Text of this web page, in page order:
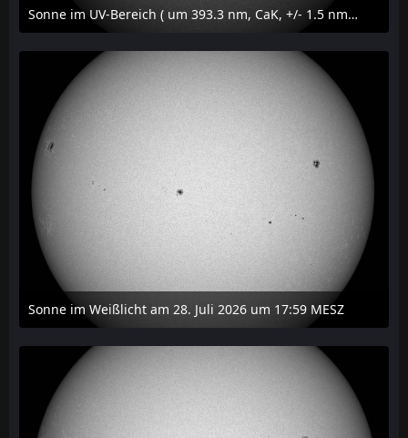
Sonne im UV-Bereich ( um 393.3 nm, CaK, +/- 1.5 nm) am 29. Juli 2026 um 09:50 MESZ
31. Juli 2026 um 20:03
Sonne im Weißlicht am 28. Juli 2026 um 17:59 MESZ
31. Juli 2026 um 20:03